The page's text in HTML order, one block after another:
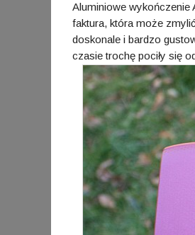
Aluminiowe wykończenie
faktura, która może
doskonale i bardzo
czasie trochę pociły się